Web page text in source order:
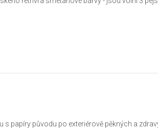
s papíry původu po exteriérově pěkných a